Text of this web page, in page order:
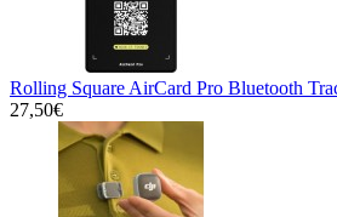
Rolling Square AirCard Pro Bluetooth
27,50€